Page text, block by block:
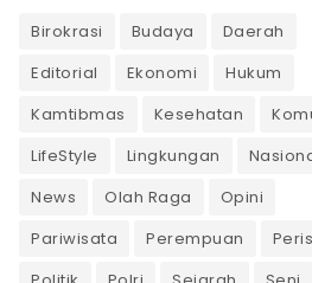
Birokrasi Budaya
Daerah
Editorial
Ekonomi
Hukum
Kamtibmas
Kesehatan
LifeStyle
Lingkungan
News
Olah Raga
Opini
Pariwisata
Perempuan